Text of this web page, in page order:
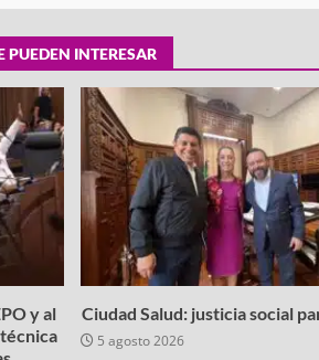
PUEDEN INTERESAR
y al
Ciudad Salud: justicia social
5 agosto 2026